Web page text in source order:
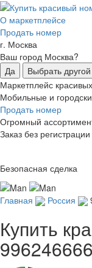
О маркетплейсе
Продать номер
г. Москва
Ваш город Москва?
Да
Выбрать
Маркетплейс
Мобильные и
Продать номер
Огромный
Заказ без регистрации
Безопасная сделка
Главная Россия
Купить